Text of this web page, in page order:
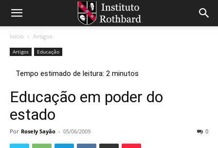
Início Artigos
Artigos Educação
Educação em poder do
estado
Por Rosely Sayão - 05/06/2009 0